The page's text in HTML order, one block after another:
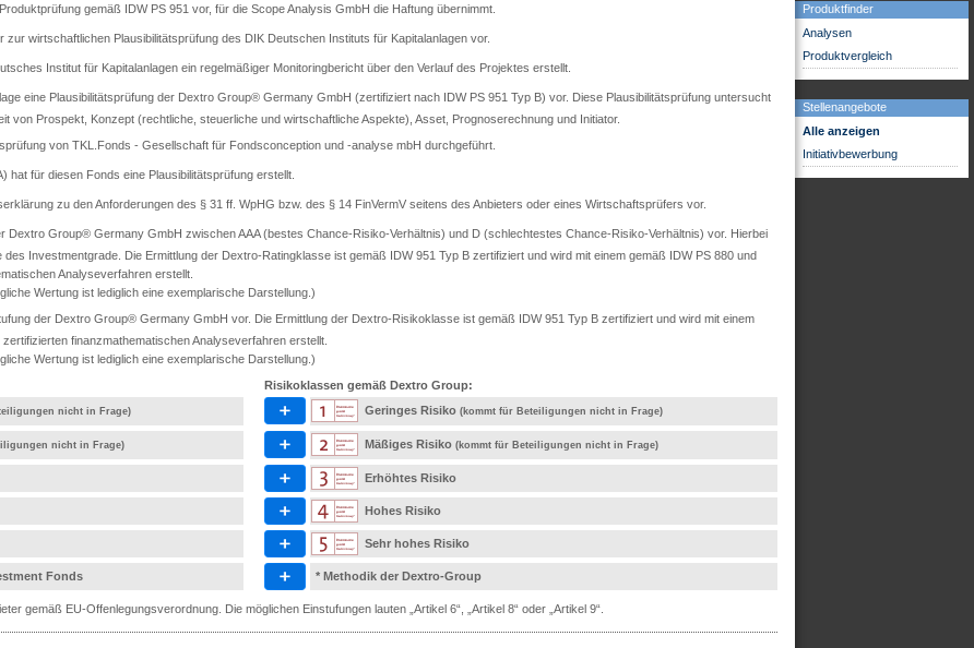
Produktfinder
Analysen
Produktvergleich
Stellenangebote
Alle anzeigen
Initiativbewerbung
gemäß IDW PS 951 vor, für die Scope Analysis GmbH die Haftung übernimmt.
zur wirtschaftlichen Plausibilitätsprüfung des DIK Deutschen Instituts für Kapitalanlagen vor.
Institut für Kapitalanlagen ein regelmäßiger Monitoringbericht über den Verlauf des Projektes erstellt.
eine Plausibilitätsprüfung der Dextro Group® Germany GmbH (zertifiziert nach IDW PS 951 Typ B) vor. Diese Plausibilitätsprüfung untersucht
von Prospekt, Konzept (rechtliche, steuerliche und wirtschaftliche Aspekte), Asset, Prognoserechnung und Initiator.
von TKL.Fonds - Gesellschaft für Fondsconception und -analyse mbH durchgeführt.
hat für diesen Fonds eine Plausibilitätsprüfung erstellt.
zu den Anforderungen des § 31 ff. WpHG bzw. des § 14 FinVermV seitens des Anbieters oder eines Wirtschaftsprüfers vor.
Dextro Group® Germany GmbH zwischen AAA (bestes Chance-Risiko-Verhältnis) und D (schlechtestes Chance-Risiko-Verhältnis) vor. Hierbei
Investmentgrade. Die Ermittlung der Dextro-Ratingklasse ist gemäß IDW 951 Typ B zertifiziert und wird mit einem gemäß IDW PS 880 und
Analyseverfahren erstellt.
Wertung ist lediglich eine exemplarische Darstellung.)
der Dextro Group® Germany GmbH vor. Die Ermittlung der Dextro-Risikoklasse ist gemäß IDW 951 Typ B zertifiziert und wird mit einem
finanzmathematischen Analyseverfahren erstellt.
Wertung ist lediglich eine exemplarische Darstellung.)
nicht in Frage)
nicht in Frage)
Fonds
Risikoklassen gemäß Dextro Group:
Geringes Risiko(kommt für Beteiligungen nicht in Frage)
Mäßiges Risiko(kommt für Beteiligungen nicht in Frage)
Erhöhtes Risiko
Hohes Risiko
Sehr hohes Risiko
* Methodik der Dextro-Group
gemäß EU-Offenlegungsverordnung. Die möglichen Einstufungen lauten „Artikel 6“, „Artikel 8“ oder „Artikel 9“.